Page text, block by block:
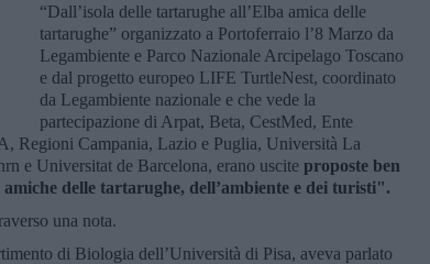
“Dall’isola delle tartarughe all’Elba amica delle
tartarughe” organizzato a Portoferraio l’8 Marzo da
Legambiente e Parco Nazionale Arcipelago Toscano
e dal progetto europeo LIFE TurtleNest, coordinato
da Legambiente nazionale e che vede la
partecipazione di Arpat, Beta, CestMed, Ente
Regioni Campania, Lazio e Puglia, Università La
e Universitat de Barcelona, erano uscite proposte ben
delle tartarughe, dell’ambiente e dei turisti".
una nota.
di Biologia dell’Università di Pisa, aveva parlato